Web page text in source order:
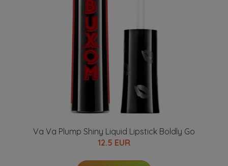
Va Va Plump Shiny Liquid Lipstick Boldly Go
12.5 EUR